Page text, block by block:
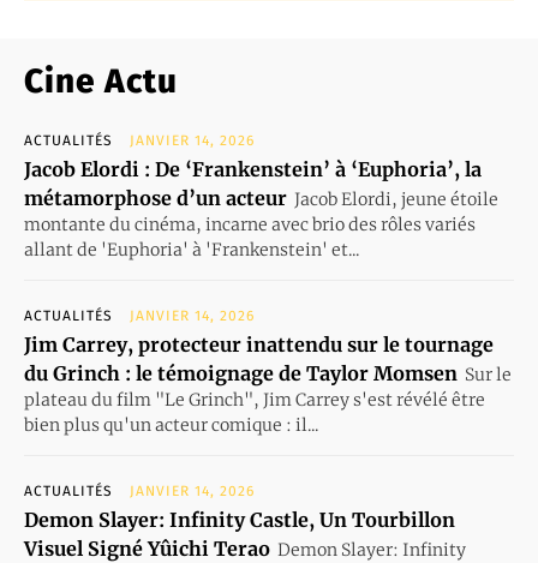
Cine Actu
ACTUALITÉS JANVIER 14, 2026
Jacob Elordi : De ‘Frankenstein’ à ‘Euphoria’, la
métamorphose d’un acteur Jacob Elordi, jeune étoile
montante du cinéma, incarne avec brio des rôles variés
allant de 'Euphoria' à 'Frankenstein' et...
ACTUALITÉS JANVIER 14, 2026
Jim Carrey, protecteur inattendu sur le tournage
du Grinch : le témoignage de Taylor Momsen Sur le
plateau du film "Le Grinch", Jim Carrey s'est révélé être
bien plus qu'un acteur comique : il...
ACTUALITÉS JANVIER 14, 2026
Demon Slayer: Infinity Castle, Un Tourbillon
Visuel Signé Yûichi Terao Demon Slayer: Infinity